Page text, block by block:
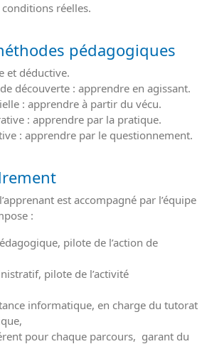
réelles.
pédagogiques
et déductive.
découverte : apprendre en agissant.
: apprendre à partir du vécu.
: apprendre par la pratique.
: apprendre par le questionnement.
est accompagné par l’équipe
:
pilote de l’action de
pilote de l’activité
informatique, en charge du tutorat
pour chaque parcours, garant du